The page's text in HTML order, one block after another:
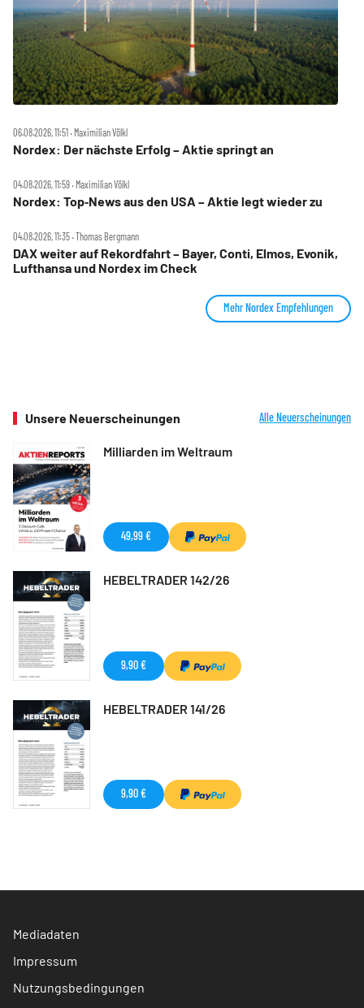
06.08.2026, 11:51 ‧ Maximilian Völkl
Nordex: Der nächste Erfolg – Aktie springt an
04.08.2026, 11:59 ‧ Maximilian Völkl
Nordex: Top‑News aus den USA – Aktie legt wieder zu
04.08.2026, 11:35 ‧ Thomas Bergmann
DAX weiter auf Rekordfahrt – Bayer, Conti, Elmos, Evonik,
Lufthansa und Nordex im Check
Mehr Nordex Empfehlungen
Unsere Neuerscheinungen Alle Neuerscheinungen
Milliarden im Weltraum
49,99 €
HEBELTRADER 142/26
9,90 €
HEBELTRADER 141/26
9,90 €
Mediadaten
Impressum
Nutzungsbedingungen